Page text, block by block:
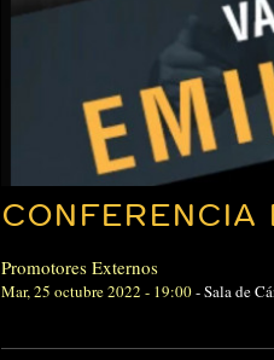
CONFERENCIA
Promotores Externos
Mar, 25 octubre 2022 - 19:00-Sala de